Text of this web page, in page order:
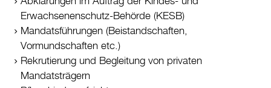
Bildung
Sport
Freizeit
Gesundheit, Alter und Soziales
Erwachsenenschutz-Behörde (KESB)
Mandatsführungen (Beistandschaften,
Vormundschaften etc.)
Rekrutierung und Begleitung von privaten
Mandatsträgern